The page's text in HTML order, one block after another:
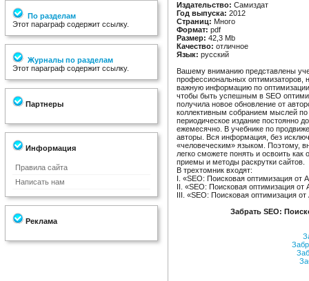
По разделам
Этот параграф содержит ссылку.
Журналы по разделам
Этот параграф содержит ссылку.
Партнеры
Информация
Правила сайта
Написать нам
Реклама
Издательство: Самиздат
Год выпуска: 2012
Страниц: Много
Формат: pdf
Размер: 42,3 Mb
Качество: отличное
Язык: русский
Вашему вниманию представлены
профессиональных оптимизаторов,
важную информацию по оптимизации
чтобы быть успешным в SEO
получила новое обновление от
коллективным собранием мыслей по
периодическое издание постоянно
ежемесячно. В учебнике по
авторы. Вся информация, без
«человеческим» языком. Поэтому,
легко сможете понять и освоить
приемы и методы раскрутки сайтов.
В трехтомник входят:
I. «SEO: Поисковая оптимизация от
II. «SEO: Поисковая оптимизация
III. «SEO: Поисковая оптимизация
Забрать SEO: